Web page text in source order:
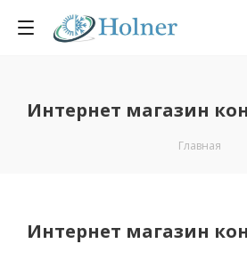
Интернет магазин
Главная
Интернет магазин